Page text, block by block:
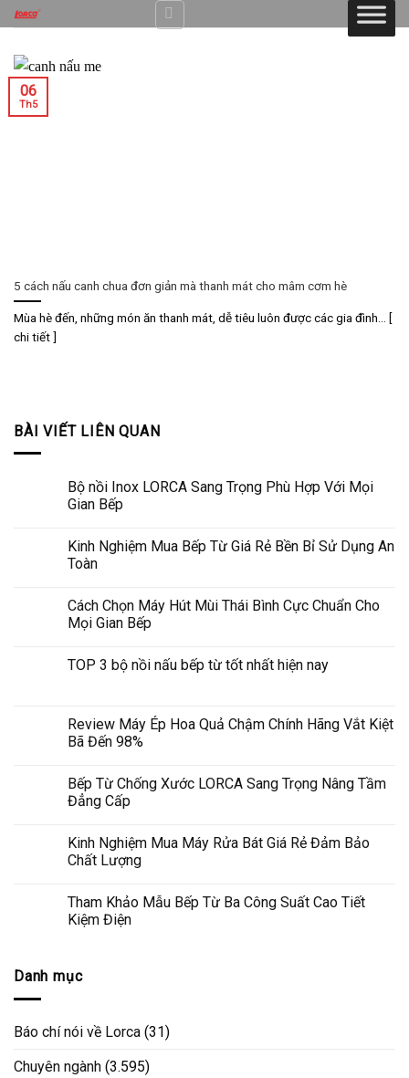
Skip
to
content
5 cách nấu canh chua đơn giản mà thanh mát cho mâm cơm hè
Mùa hè đến, những món ăn thanh mát, dễ tiêu luôn được các gia đình... [
chi tiết ]
06
Th5
BÀI VIẾT LIÊN QUAN
Bộ nồi Inox LORCA Sang Trọng Phù Hợp Với Mọi
Gian Bếp
Kinh Nghiệm Mua Bếp Từ Giá Rẻ Bền Bỉ Sử Dụng An
Toàn
Cách Chọn Máy Hút Mùi Thái Bình Cực Chuẩn Cho
Mọi Gian Bếp
TOP 3 bộ nồi nấu bếp từ tốt nhất hiện nay
Review Máy Ép Hoa Quả Chậm Chính Hãng Vắt Kiệt
Bã Đến 98%
Bếp Từ Chống Xước LORCA Sang Trọng Nâng Tầm
Đẳng Cấp
Kinh Nghiệm Mua Máy Rửa Bát Giá Rẻ Đảm Bảo
Chất Lượng
Tham Khảo Mẫu Bếp Từ Ba Công Suất Cao Tiết
Kiệm Điện
Danh mục
Báo chí nói về Lorca (31)
Chuyên ngành (3.595)